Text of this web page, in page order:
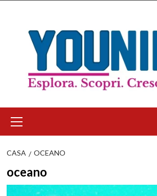
contenuto
principale
CASA OCEANO
oceano